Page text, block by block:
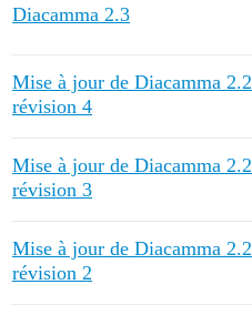
Diacamma 2.3
Mise à jour de Diacamma 2.2
révision 4
Mise à jour de Diacamma 2.2
révision 3
Mise à jour de Diacamma 2.2
révision 2